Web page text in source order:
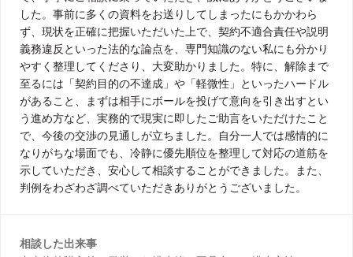
した。事前に多くの資料をお送りしてしまったにもかかわら
ず、現状を正確に把握いただいた上で、契約不適合責任や説明
義務違反といった法的な論点を、専門知識のない私にも分かり
やすく整理してくださり、大変助かりました。特に、解除まで
至るには「契約目的の不達成」や「軽微性」といったハードル
があること、まずは相手にボールを投げて意向を引き出すとい
う進め方など、実務的で現実に即したご助言をいただけたこと
で、今後の交渉の見通しが立ちました。自分一人では感情的に
なりがちな場面でも、冷静に優先順位を整理して対応の道筋を
示していただき、安心して相談することができました。また、
判例をわざわざ調べていただきありがとうございました。
相談した出来事